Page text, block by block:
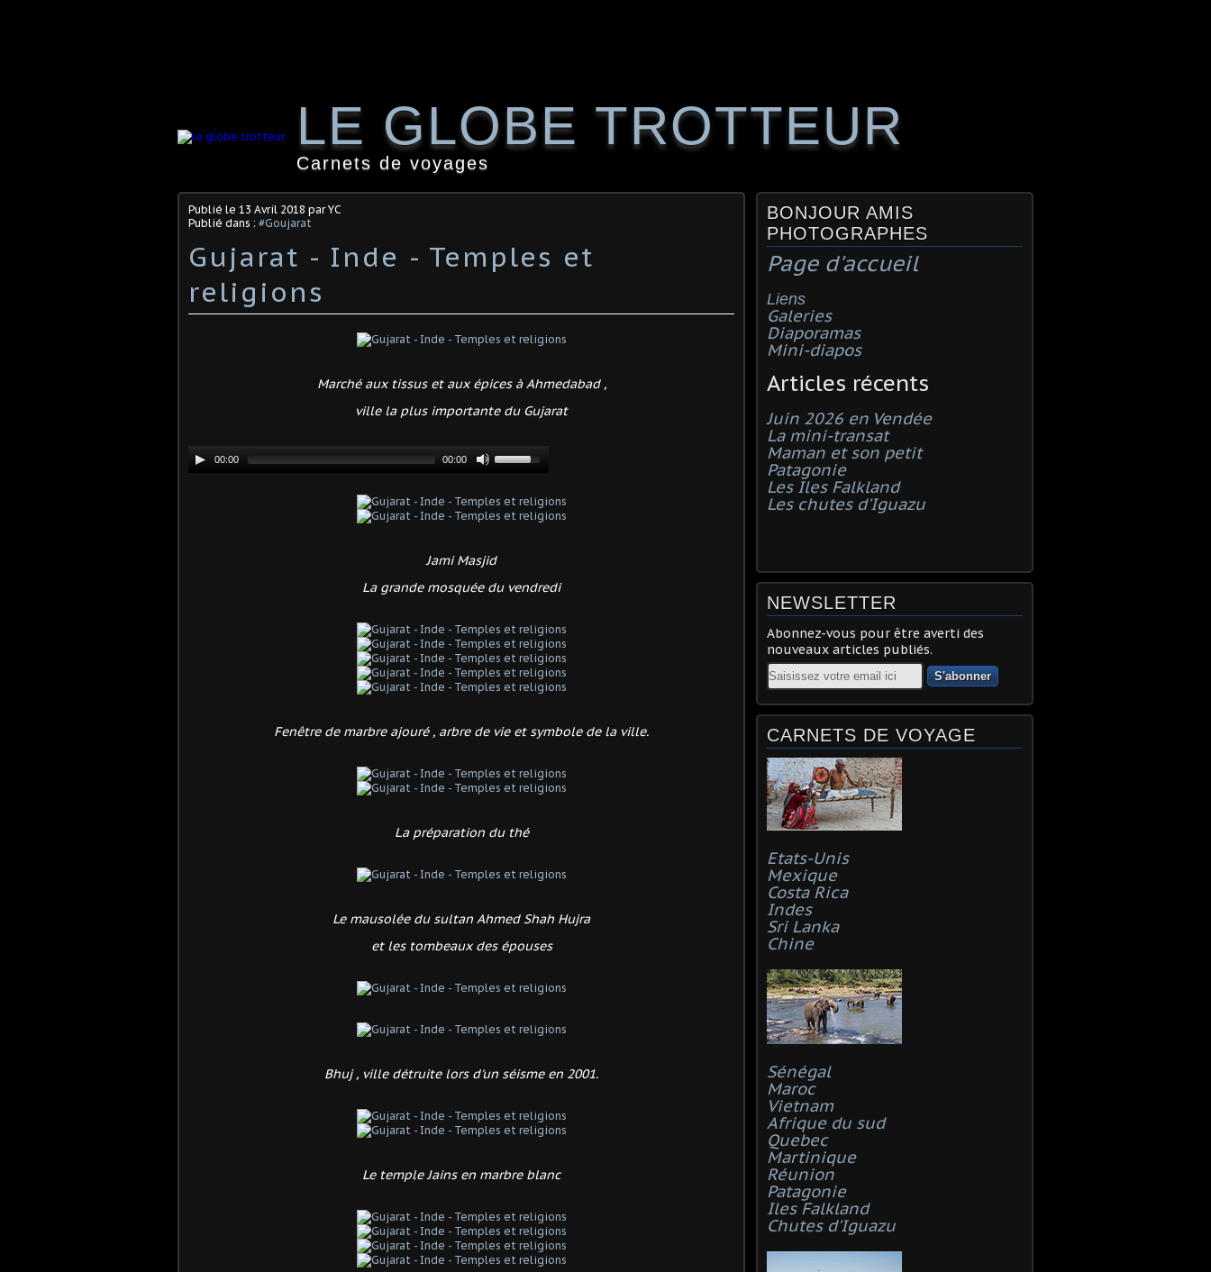
LE GLOBE TROTTEUR
Carnets de voyages
Publié le 13 Avril 2018 par YC
Publié dans : #Goujarat
Gujarat - Inde - Temples et
religions
Marché aux tissus et aux épices à Ahmedabad ,
ville la plus importante du Gujarat
Jami Masjid
La grande mosquée du vendredi
Fenêtre de marbre ajouré , arbre de vie et symbole de la ville.
La préparation du thé
Le mausolée du sultan Ahmed Shah Hujra
et les tombeaux des épouses
Bhuj , ville détruite lors d'un séisme en 2001.
Le temple Jains en marbre blanc
BONJOUR AMIS
PHOTOGRAPHES
Page d'accueil
Liens
Galeries
Diaporamas
Mini-diapos
Articles récents
Juin 2026 en Vendée
La mini-transat
Maman et son petit
Patagonie
Les Iles Falkland
Les chutes d'Iguazu
NEWSLETTER
Abonnez-vous pour être averti des
nouveaux articles publiés.
Email
CARNETS DE VOYAGE
Etats-Unis
Mexique
Costa Rica
Indes
Sri Lanka
Chine
Sénégal
Maroc
Vietnam
Afrique du sud
Quebec
Martinique
Réunion
Patagonie
Iles Falkland
Chutes d'Iguazu